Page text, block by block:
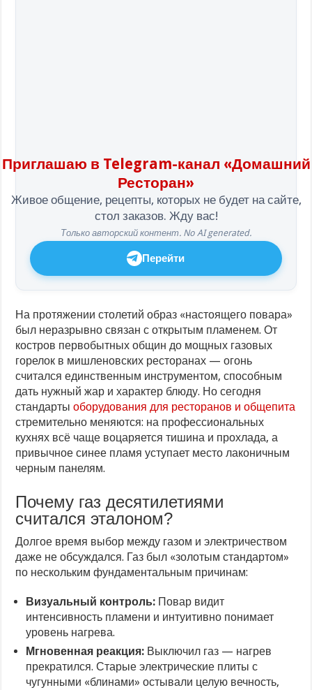
Приглашаю в Telegram-канал «Домашний
Ресторан»
Живое общение, рецепты, которых не будет на сайте,
стол заказов. Жду вас!
Только авторский контент. No AI generated.
Перейти
На протяжении столетий образ «настоящего повара»
был неразрывно связан с открытым пламенем. От
костров первобытных общин до мощных газовых
горелок в мишленовских ресторанах — огонь
считался единственным инструментом, способным
дать нужный жар и характер блюду. Но сегодня
стандартыоборудования для ресторанов и общепита
стремительно меняются: на профессиональных
кухнях всё чаще воцаряется тишина и прохлада, а
привычное синее пламя уступает место лаконичным
черным панелям.
Почему газ десятилетиями
считался эталоном?
Долгое время выбор между газом и электричеством
даже не обсуждался. Газ был «золотым стандартом»
по нескольким фундаментальным причинам:
Визуальный контроль: Повар видит
интенсивность пламени и интуитивно понимает
уровень нагрева.
Мгновенная реакция: Выключил газ — нагрев
прекратился. Старые электрические плиты с
чугунными «блинами» остывали целую вечность,